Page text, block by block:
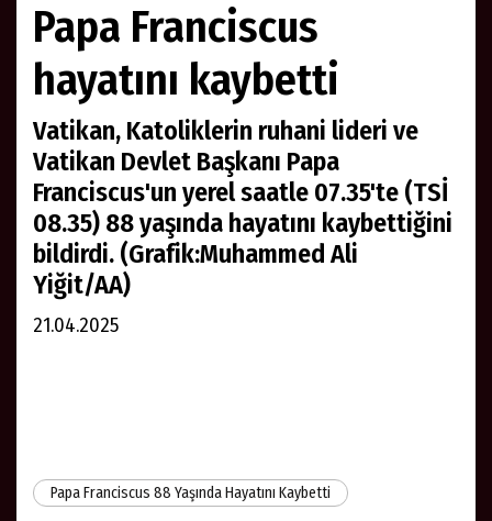
Papa Franciscus
hayatını kaybetti
Vatikan, Katoliklerin ruhani lideri ve
Vatikan Devlet Başkanı Papa
Franciscus'un yerel saatle 07.35'te (TSİ
08.35) 88 yaşında hayatını kaybettiğini
bildirdi. (Grafik:Muhammed Ali
Yiğit/AA)
21.04.2025
Papa Franciscus 88 Yaşında Hayatını Kaybetti